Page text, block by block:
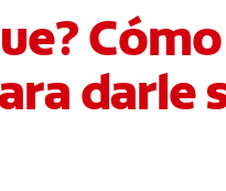
PE (ES)
darle